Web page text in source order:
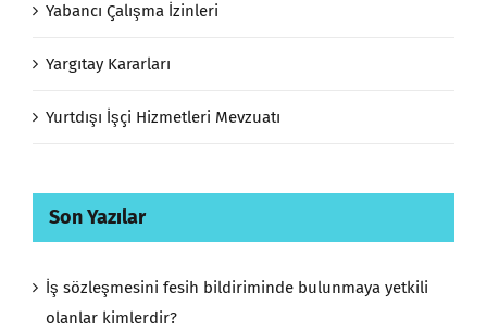
Yabancı Çalışma İzinleri
Yargıtay Kararları
Yurtdışı İşçi Hizmetleri Mevzuatı
Son Yazılar
İş sözleşmesini fesih bildiriminde bulunmaya yetkili
olanlar kimlerdir?